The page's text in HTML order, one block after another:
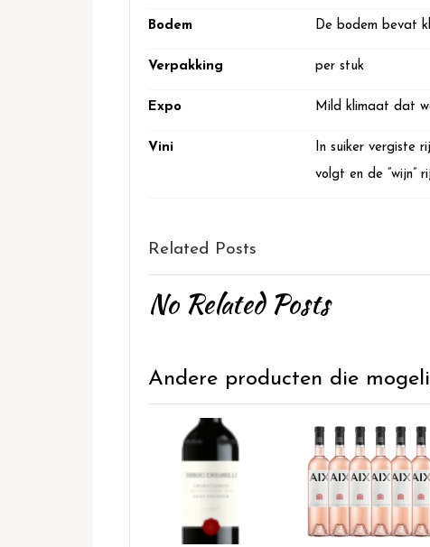
Bodem De bodem bevat
Verpakking per stuk
Expo Mild klimaat dat
Vini
In suiker vergiste
volgt en de “wijn”
Related Posts
No Related Posts
Andere producten die